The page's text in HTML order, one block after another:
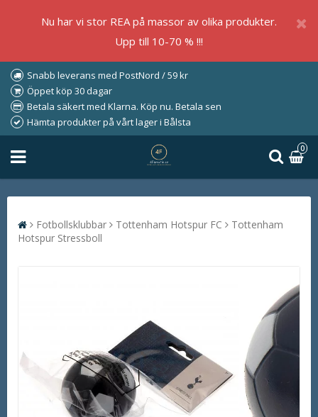
Nu har vi stor REA på massor av olika produkter.
Upp till 10-70 % !!!
Snabb leverans med PostNord / 59 kr
Öppet köp 30 dagar
Betala säkert med Klarna. Köp nu. Betala sen
Hämta produkter på vårt lager i Bålsta
0
Fotbollsklubbar Tottenham Hotspur FC
Tottenham
Hotspur Stressboll